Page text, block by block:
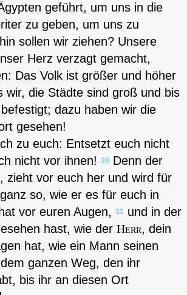
geführt, um uns in die
zu geben, um uns zu
sollen wir ziehen? Unsere
Herz verzagt gemacht,
Das Volk ist größer und höher
wir, die Städte sind groß und bis
dazu haben wir die
gesehen!
zu euch: Entsetzt euch nicht
nicht vor ihnen! 30 Denn der
zieht vor euch her und wird für
so, wie er es für euch in
vor euren Augen, 31 und in der
hast, wie derHerr, dein
hat, wie ein Mann seinen
ganzen Weg, den ihr
bis ihr an diesen Ort